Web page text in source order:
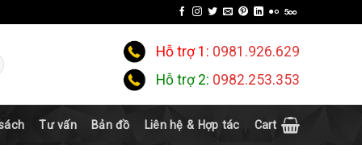
Hỗ trợ 1: 0981.926.629
Hỗ trợ 2: 0982.253.353
Tư vấn Bản đồ Liên hệ & Hợp tác Cart